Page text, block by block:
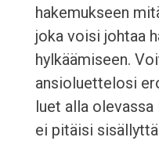
hakemukseen
joka voisi johtaa
hylkäämiseen.
ansioluettelosi
luet alla
ei pitäisi